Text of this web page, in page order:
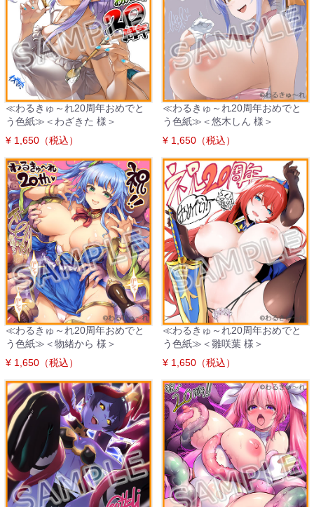
≪わるきゅ～れ20周年おめでと
う色紙≫＜わざきた 様＞
¥ 1,650（税込）
≪わるきゅ～れ20周年おめでと
う色紙≫＜悠木しん 様＞
¥ 1,650（税込）
≪わるきゅ～れ20周年おめでと
う色紙≫＜物緒から 様＞
¥ 1,650（税込）
≪わるきゅ～れ20周年おめでと
う色紙≫＜雛咲葉 様＞
¥ 1,650（税込）